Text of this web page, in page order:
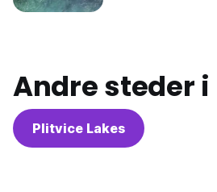
Andre steder i
Plitvice Lakes